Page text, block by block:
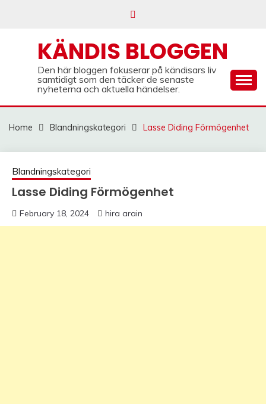
KÄNDIS BLOGGEN
Den här bloggen fokuserar på kändisars liv
samtidigt som den täcker de senaste
nyheterna och aktuella händelser.
Home Blandningskategori Lasse Diding Förmögenhet
Blandningskategori
Lasse Diding Förmögenhet
February 18, 2024 hira arain